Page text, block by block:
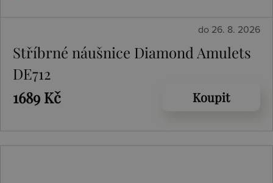
do 26. 8. 2026
Stříbrné náušnice Diamond Amulets
DE712
1689 Kč
Koupit